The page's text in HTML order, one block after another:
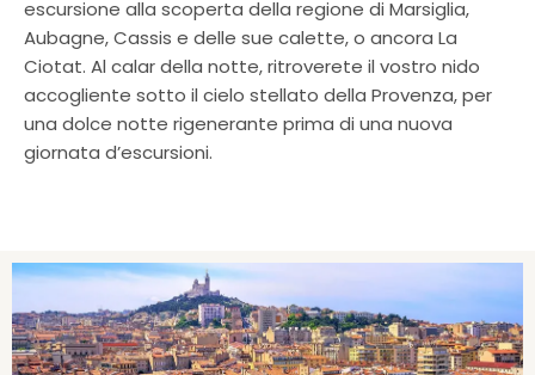
escursione alla scoperta della regione di Marsiglia,
Aubagne, Cassis e delle sue calette, o ancora La
Ciotat. Al calar della notte, ritroverete il vostro nido
accogliente sotto il cielo stellato della Provenza, per
una dolce notte rigenerante prima di una nuova
giornata d’escursioni.